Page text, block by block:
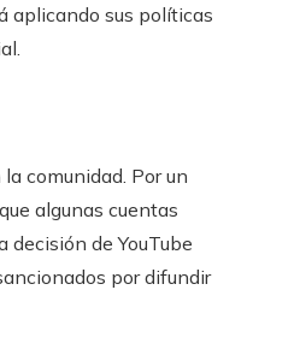
aplicando sus políticas
comunidad. Por un
algunas cuentas
decisión de YouTube
por difundir